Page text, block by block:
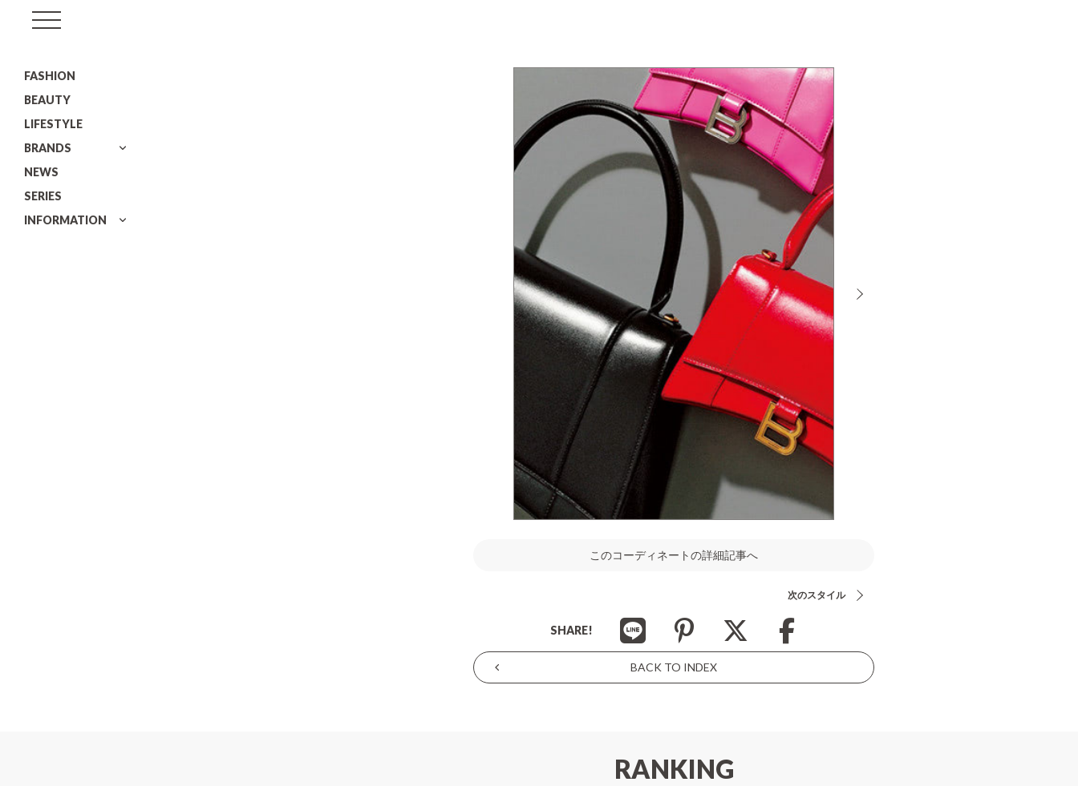
ル)
FASHION
BEAUTY
LIFESTYLE
BRANDS
NEWS
SERIES
INFORMATION
このコーディネートの詳細記事へ
次のスタイル
SHARE!
BACK TO INDEX
RANKING